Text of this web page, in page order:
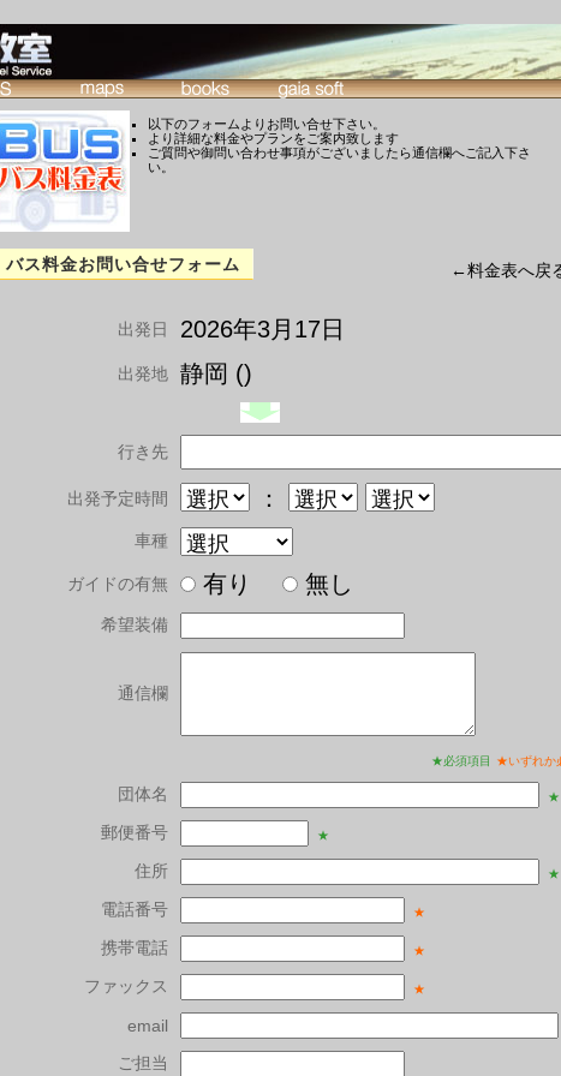
以下のフォームよりお問い合せ下さい。
より詳細な料金やプランをご案内致します
ご質問や御問い合わせ事項がございましたら通信欄へご記入下さ
い。
バス料金お問い合せフォーム ←料金表へ戻
出発日 2026年3月17日
出発地 静岡 ()
行き先
出発予定時間 ：
車種
ガイドの有無 有り 無し
希望装備
通信欄
★必須項目 ★いずれか
団体名 ★
郵便番号 ★
住所 ★
電話番号 ★
携帯電話 ★
ファックス ★
email
ご担当